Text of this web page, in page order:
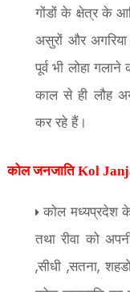
गोंडों के क्षेत्र के
असुरों और
पूर्व भी लोहा
काल से ही लौह
कर रहे हैं।
कोल जनजाति Kol
कोल मध्यप्रदेश
तथा रीवा को
,सीधी ,सतना,